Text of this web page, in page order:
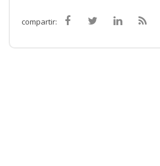
compartir: